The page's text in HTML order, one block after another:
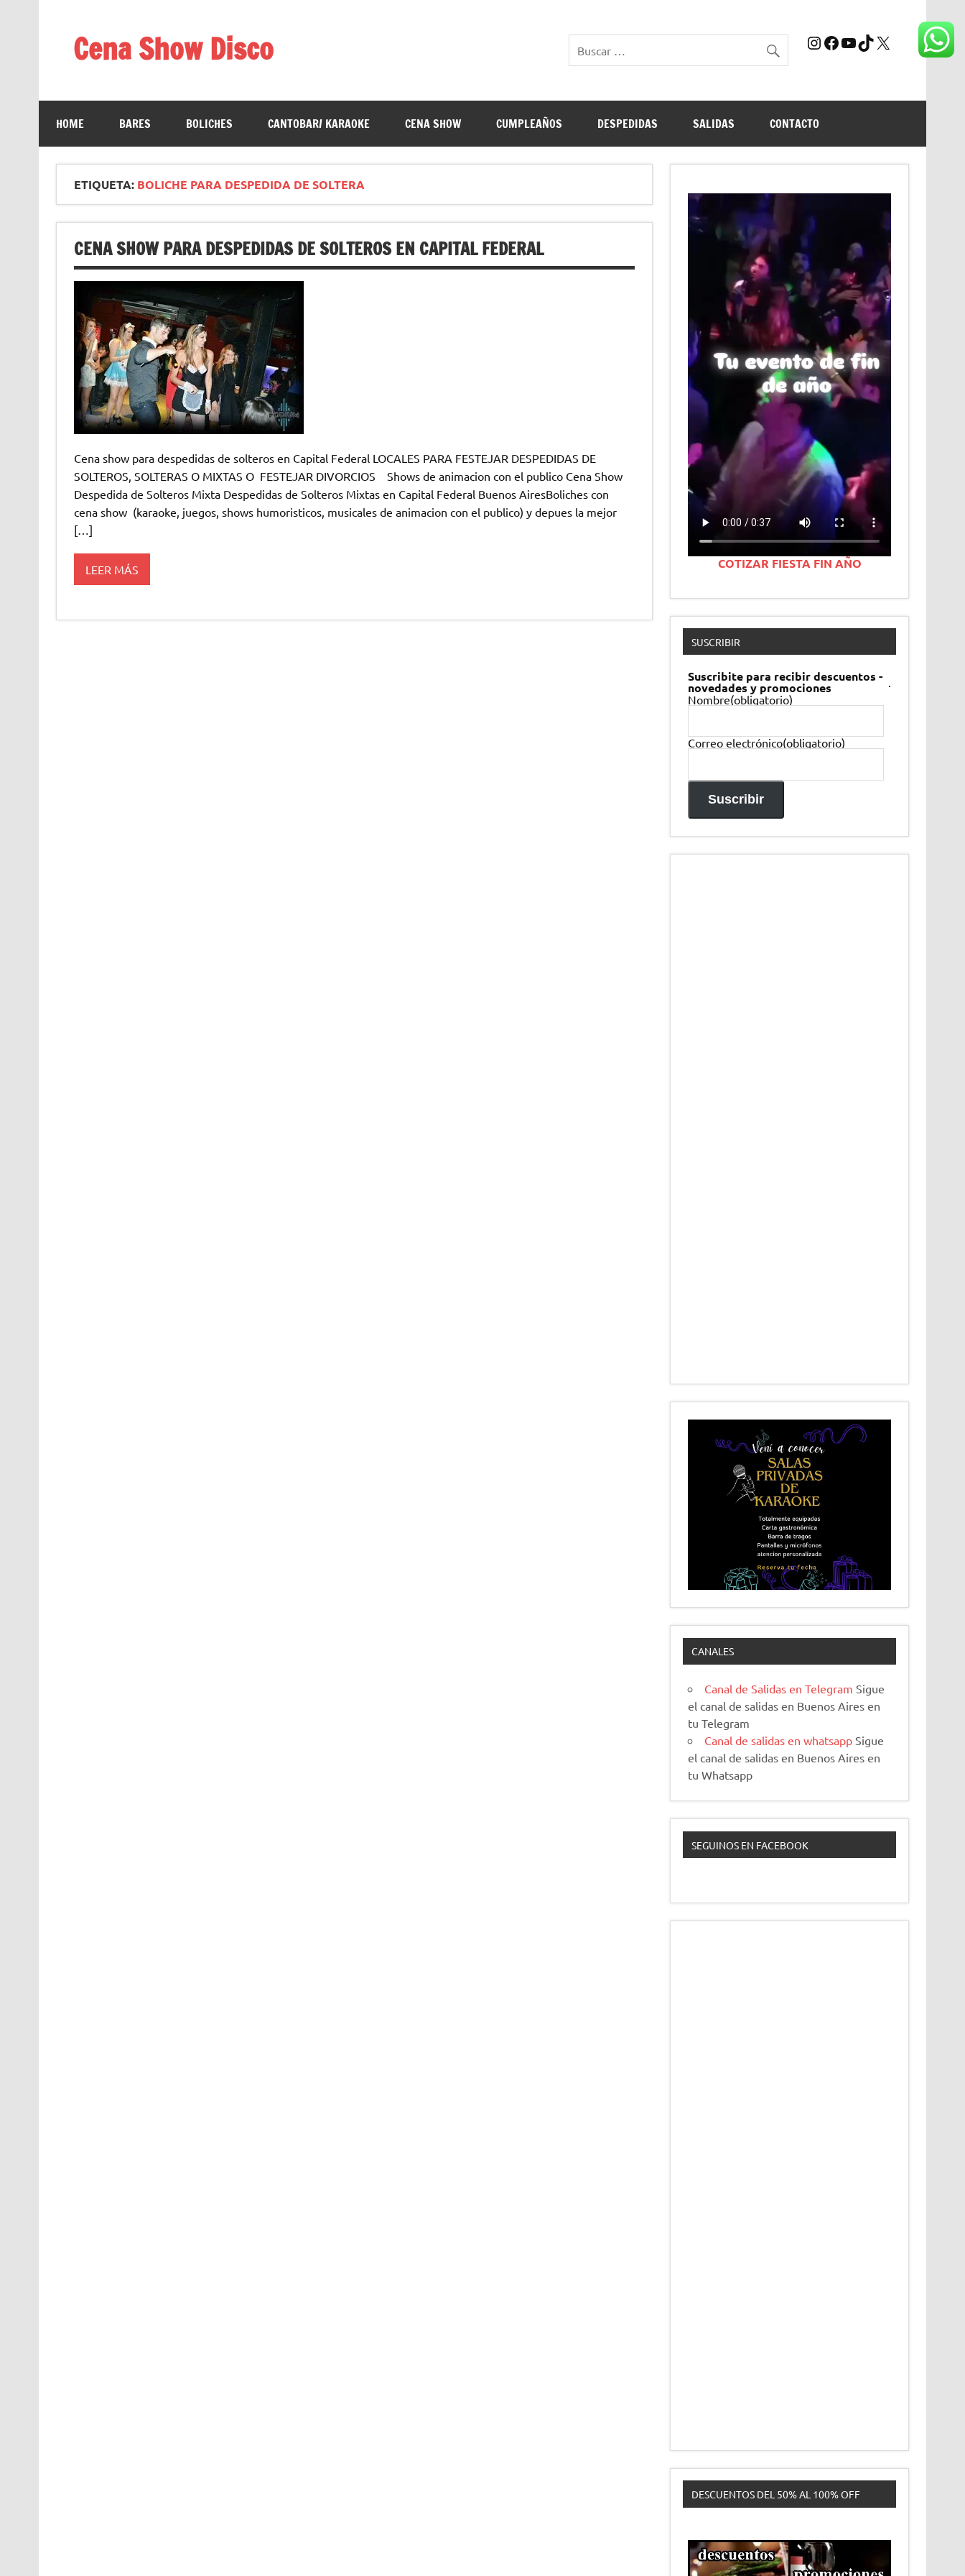
Cena Show Disco InstagramFacebook YouTube TikTok X
HOME BARES BOLICHES CANTOBAR/ KARAOKE CENA SHOW CUMPLEAÑOS DESPEDIDAS SALIDAS CONTACTO
ETIQUETA: BOLICHE PARA DESPEDIDA DE SOLTERA
CENA SHOW PARA DESPEDIDAS DE SOLTEROS EN CAPITAL FEDERAL
Cena show para despedidas de solteros en Capital Federal LOCALES PARA FESTEJAR DESPEDIDAS DE
SOLTEROS, SOLTERAS O MIXTAS O FESTEJAR DIVORCIOS Shows de animacion con el publico Cena Show
Despedida de Solteros Mixta Despedidas de Solteros Mixtas en Capital Federal Buenos AiresBoliches con
cena show (karaoke, juegos, shows humoristicos, musicales de animacion con el publico) y depues la mejor
[…]
LEER MÁS COTIZAR FIESTA FIN AÑO
SUSCRIBIR
Suscribite para recibir descuentos -
novedades y promociones
.
Nombre(obligatorio)
Correo electrónico(obligatorio)
Suscribir
CANALES
Canal de Salidas en Telegram Sigue
el canal de salidas en Buenos Aires en
tu Telegram
Canal de salidas en whatsapp Sigue
el canal de salidas en Buenos Aires en
tu Whatsapp
SEGUINOS EN FACEBOOK
DESCUENTOS DEL 50% AL 100% OFF